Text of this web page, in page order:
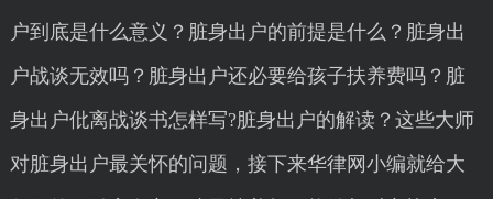
户到底是什么意义？脏身出户的前提是什么？脏身出
户战谈无效吗？脏身出户还必要给孩子扶养费吗？脏
身出户仳离战谈书怎样写?脏身出户的解读？这些大师
对脏身出户最关怀的问题，接下来华律网小编就给大